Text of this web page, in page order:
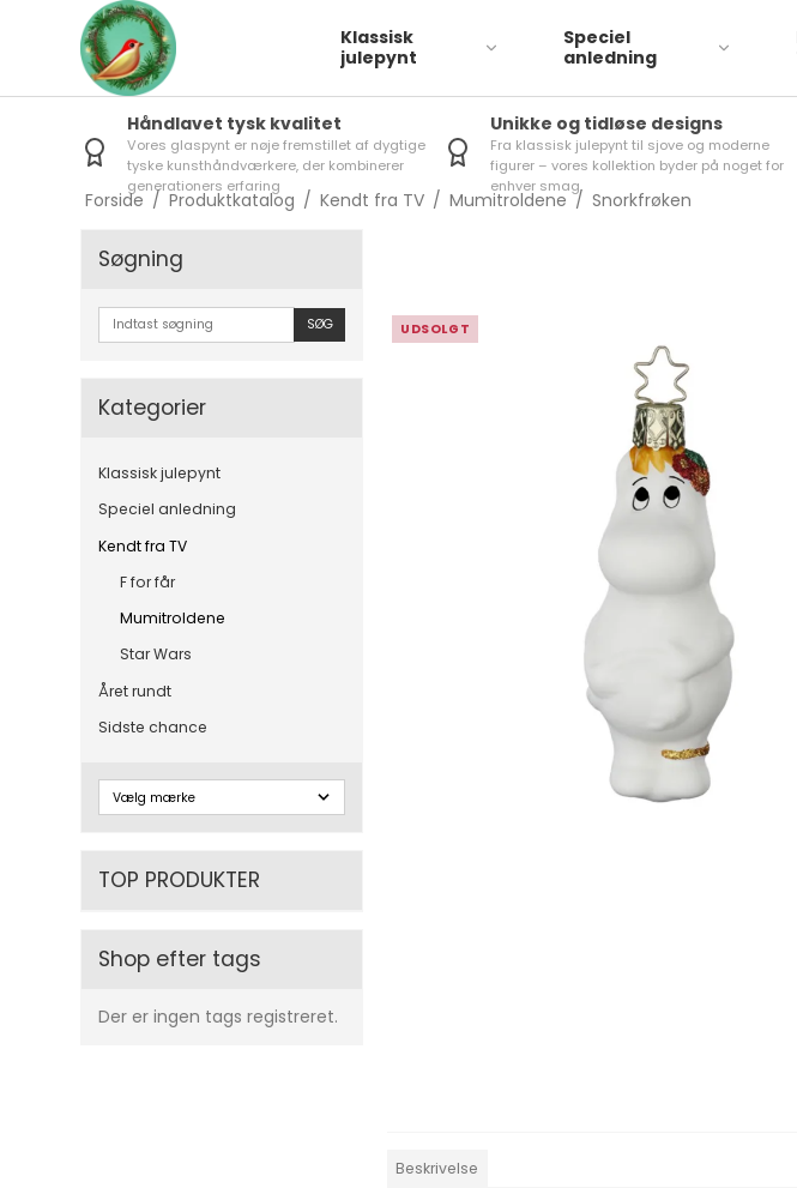
Klassisk
julepynt
Fugle
Hunde
Speciel
anledning
Håndlavet tysk kvalitet
Vores glaspynt er nøje fremstillet af dygtige
tyske kunsthåndværkere, der kombinerer
generationers erfaring
Unikke og tidløse designs
Fra klassisk julepynt til sjove og moderne
figurer – vores kollektion byder på noget for
enhver smag.
Forside / Produktkatalog / Kendt fra TV / Mumitroldene / Snorkfrøken
Søgning
SØG
Kategorier
Klassisk julepynt
Speciel anledning
Kendt fra TV
F for får
Mumitroldene
Star Wars
Året rundt
Sidste chance
TOP PRODUKTER
Shop efter tags
Der er ingen tags registreret.
UDSOLGT
Beskrivelse